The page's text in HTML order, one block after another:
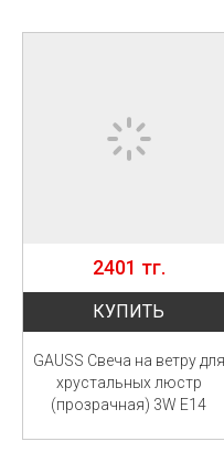
2401 тг.
КУПИТЬ
GAUSS Свеча на ветру для
хрустальных люстр
(прозрачная) 3W E14